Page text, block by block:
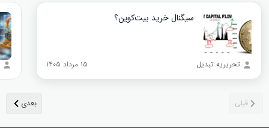
سیگنال خرید بیت‌کوین؟
تحریریه تبدیل ۱۵ مرداد ۱۴۰۵